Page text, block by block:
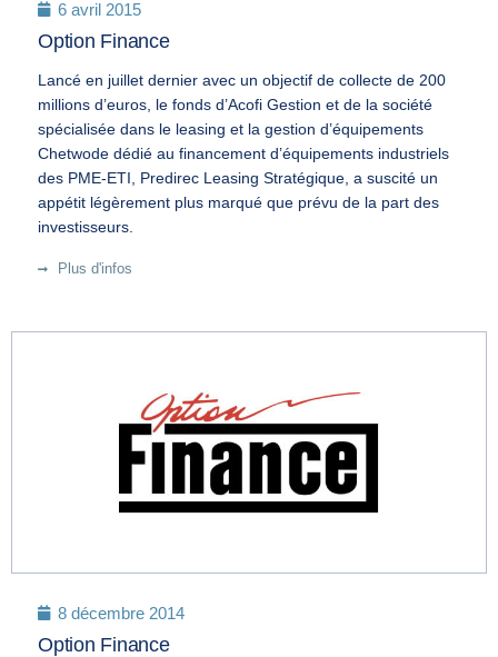
6 avril 2015
Option Finance
Lancé en juillet dernier avec un objectif de collecte de 200
millions d’euros, le fonds d’Acofi Gestion et de la société
spécialisée dans le leasing et la gestion d’équipements
Chetwode dédié au financement d’équipements industriels
des PME-ETI, Predirec Leasing Stratégique, a suscité un
appétit légèrement plus marqué que prévu de la part des
investisseurs.
Plus d'infos
8 décembre 2014
Option Finance